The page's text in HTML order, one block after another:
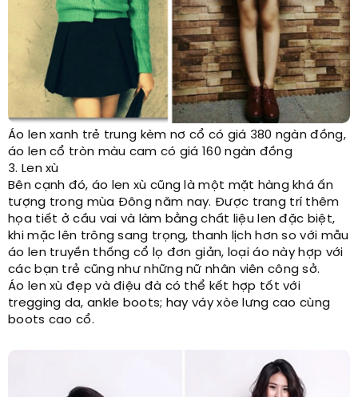
Áo len xanh trẻ trung kèm nơ cổ có giá 380 ngàn đồng,
áo len cổ tròn màu cam có giá 160 ngàn đồng
3. Len xù
Bên cạnh đó, áo len xù cũng là một mặt hàng khá ấn
tượng trong mùa Đông năm nay. Được trang trí thêm
họa tiết ở cầu vai và làm bằng chất liệu len đặc biệt,
khi mặc lên trông sang trọng, thanh lịch hơn so với mẫu
áo len truyền thống cổ lọ đơn giản, loại áo này hợp với
các bạn trẻ cũng như những nữ nhân viên công sở.
Áo len xù đẹp và điệu đà có thể kết hợp tốt với
tregging da, ankle boots; hay váy xòe lưng cao cùng
boots cao cổ.